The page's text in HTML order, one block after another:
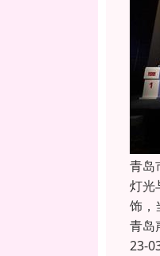
青岛
灯光
饰，
青岛
23-